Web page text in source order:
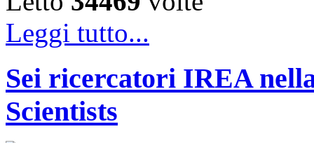
Leggi tutto...
Sei ricercatori IREA
Scientists